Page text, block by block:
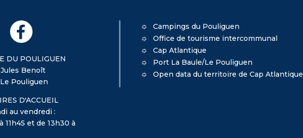
DU POULIGUEN
Benoît
Pouliguen
D'ACCUEIL
au vendredi :
11h45 et de 13h30 à
Campings du Pouliguen
Office de tourisme intercommunal
Cap Atlantique
Port La Baule/Le Pouliguen
Open data du territoire de Cap Atlantique